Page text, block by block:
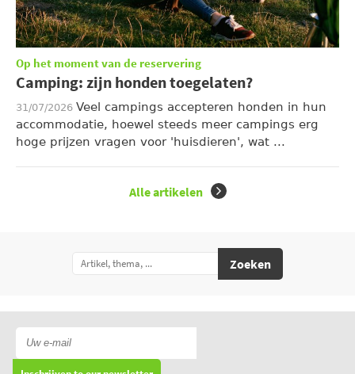
Op het moment van de reservering
Camping: zijn honden toegelaten?
31/07/2026 Veel campings accepteren honden in hun
accommodatie, hoewel steeds meer campings erg
hoge prijzen vragen voor 'huisdieren', wat ...
Alle artikelen
Zoeken